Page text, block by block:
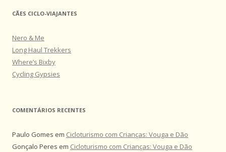
CÃES CICLO-VIAJANTES
Nero & Me
Long Haul Trekkers
Where’s Bixby
Cycling Gypsies
COMENTÁRIOS RECENTES
Paulo Gomes em Cicloturismo com Crianças: Vouga e Dão
Gonçalo Peres em Cicloturismo com Crianças: Vouga e Dão